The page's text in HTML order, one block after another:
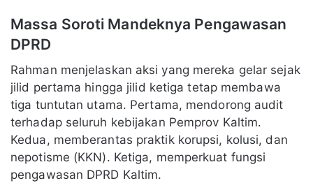
Massa Soroti Mandeknya Pengawasan
DPRD
Rahman menjelaskan aksi yang mereka gelar sejak
jilid pertama hingga jilid ketiga tetap membawa
tiga tuntutan utama. Pertama, mendorong audit
terhadap seluruh kebijakan Pemprov Kaltim.
Kedua, memberantas praktik korupsi, kolusi, dan
nepotisme (KKN). Ketiga, memperkuat fungsi
pengawasan DPRD Kaltim.